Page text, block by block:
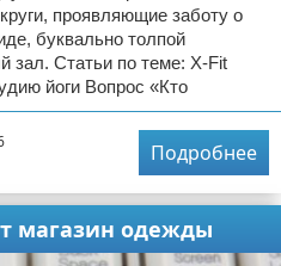
проявляющие заботу о
буквально толпой
зал. Статьи по теме: X-Fit
йоги Вопрос «Кто
Подробнее
магазин одежды